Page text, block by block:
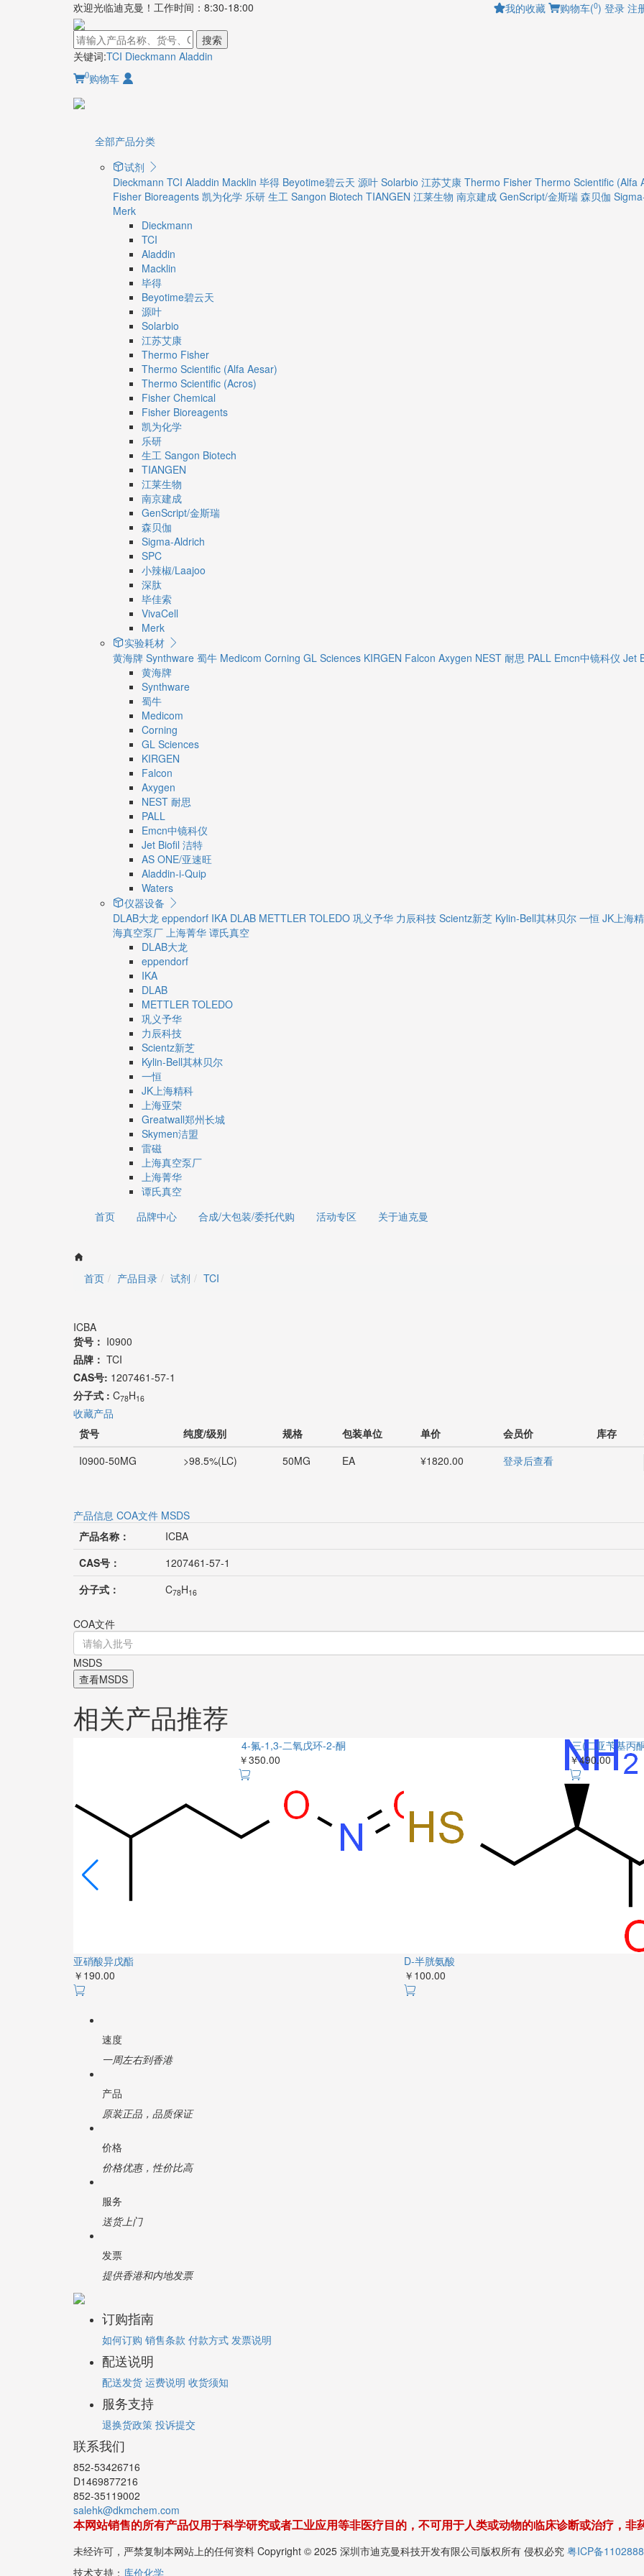
欢迎光临迪克曼！工作时间：8:30-18:00 我的收藏 购物车(0) 登录 注
搜索
关键词:TCI Dieckmann Aladdin
0购物车
全部产品分类
试剂
Dieckmann TCI Aladdin Macklin 毕得 Beyotime碧云天 源叶 Solarbio 江苏艾康 Thermo Fisher Thermo Scientific (Alfa
Fisher Bioreagents 凯为化学 乐研 生工 Sangon Biotech TIANGEN 江莱生物 南京建成 GenScript/金斯瑞 森贝伽
Merk
Dieckmann
TCI
Aladdin
Macklin
毕得
Beyotime碧云天
源叶
Solarbio
江苏艾康
Thermo Fisher
Thermo Scientific (Alfa Aesar)
Thermo Scientific (Acros)
Fisher Chemical
Fisher Bioreagents
凯为化学
乐研
生工 Sangon Biotech
TIANGEN
江莱生物
南京建成
GenScript/金斯瑞
森贝伽
Sigma-Aldrich
SPC
小辣椒/Laajoo
深肽
毕佳索
VivaCell
Merk
实验耗材
黄海牌 Synthware 蜀牛 Medicom Corning GL Sciences KIRGEN Falcon Axygen NEST 耐思 PALL Emcn中镜科仪 Jet
黄海牌
Synthware
蜀牛
Medicom
Corning
GL Sciences
KIRGEN
Falcon
Axygen
NEST 耐思
PALL
Emcn中镜科仪
Jet Biofil 洁特
AS ONE/亚速旺
Aladdin-i-Quip
Waters
仪器设备
DLAB大龙 eppendorf IKA DLAB METTLER TOLEDO 巩义予华 力辰科技 Scientz新芝 Kylin-Bell其林贝尔 一恒 JK上海
海真空泵厂 上海菁华 谭氏真空
DLAB大龙
eppendorf
IKA
DLAB
METTLER TOLEDO
巩义予华
力辰科技
Scientz新芝
Kylin-Bell其林贝尔
一恒
JK上海精科
上海亚荣
Greatwall郑州长城
Skymen洁盟
雷磁
上海真空泵厂
上海菁华
谭氏真空
首页
品牌中心 合成/大包装/委托代购 活动专区 关于迪克曼
首页 产品目录 试剂 TCI
ICBA
货号： I0900
品牌： TCI
CAS号: 1207461-57-1
分子式 : C78H16
收藏产品
货号
纯度/级别 规格 包装单位 单价 会员价 库存
I0900-50MG
>98.5%(LC) 50MG EA ¥1820.00 登录后查看
产品信息 COA文件 MSDS
产品名称：
ICBA
CAS号：
1207461-57-1
分子式：
C78H16
COA文件
MSDS
查看MSDS
相关产品推荐
亚硝酸异戊酯
￥190.00
4-氟-1,3-二氧戊环-2-酮
￥350.00
D-半胱氨酸
￥100.00
三(二亚苄基丙
￥490.00
速度
一周左右到香港
产品
原装正品，品质保证
价格
价格优惠，性价比高
服务
送货上门
发票
提供香港和内地发票
订购指南
如何订购 销售条款 付款方式 发票说明
配送说明
配送发货 运费说明 收货须知
服务支持
退换货政策 投诉提交
联系我们
852-53426716
D1469877216
852-35119002
salehk@dkmchem.com
本网站销售的所有产品仅用于科学研究或者工业应用等非医疗目的，不可用于人类或动物的临床诊断或治疗，非
未经许可，严禁复制本网站上的任何资料 Copyright © 2025 深圳市迪克曼科技开发有限公司版权所有 侵权必究 粤ICP备
技术支持： 库价化学